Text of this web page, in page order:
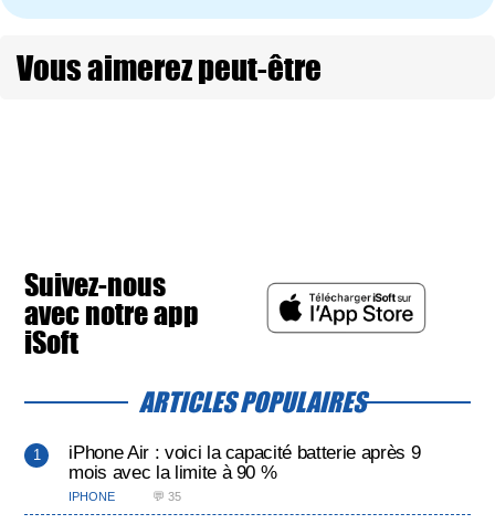
Vous aimerez peut-être
Suivez-nous
avec notre app
iSoft
ARTICLES POPULAIRES
iPhone Air : voici la capacité batterie après 9
mois avec la limite à 90 %
IPHONE 💬 35